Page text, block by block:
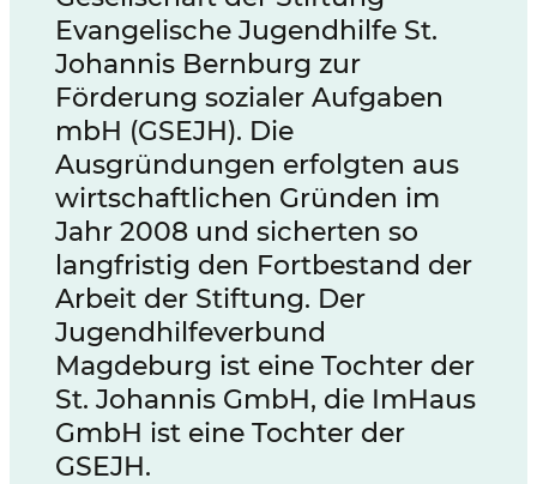
Evangelische Jugendhilfe St.
Johannis Bernburg zur
Förderung sozialer Aufgaben
mbH (GSEJH). Die
Ausgründungen erfolgten aus
wirtschaftlichen Gründen im
Jahr 2008 und sicherten so
langfristig den Fortbestand der
Arbeit der Stiftung. Der
Jugendhilfeverbund
Magdeburg ist eine Tochter der
St. Johannis GmbH, die ImHaus
GmbH ist eine Tochter der
GSEJH.